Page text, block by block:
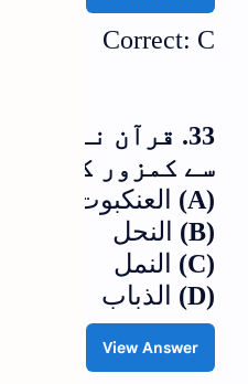
Correct: C
33. قرآن نے کس
سے کمزور کہا ہے؟
(A)
العنکبوت
(B)
النحل
(C)
النمل
(D)
الذباب
View Answer